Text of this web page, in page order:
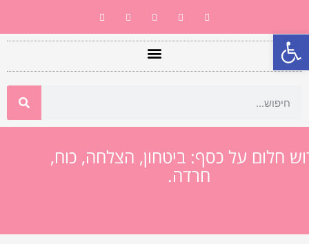
פתח סרגל נגישות
חלום על כסף: ביטחון, הצלחה, כוח,
חרדה.